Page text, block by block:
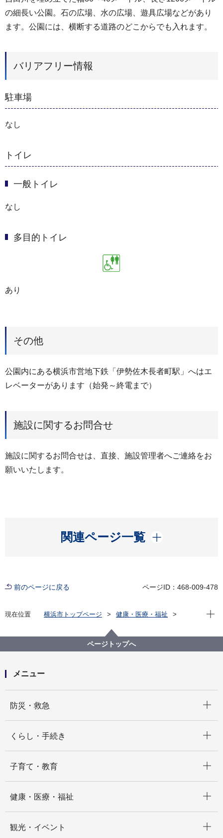
の細長い公園。石の広場、水の広場、遊具広場などがあり
ます。公園には、横断する道路のどこからでも入れます。
バリアフリー情報
駐車場
なし
トイレ
一般トイレ
なし
多目的トイレ
あり
その他
公園内にある横浜市営地下鉄「伊勢佐木長者町駅」へはエ
レベーターがあります（始発～終電まで）
施設に関するお問合せ
施設に関するお問合せは、直接、施設管理者へご連絡をお
願いいたします。
関連ページ一覧
開く
前のページに戻る ページID：468-009-478
現在位置 横浜市トップページ
健康・医療・福祉
市内公共施設等バリアフリー情報
大通り公園
現在
ページトップへ
メニュー
防災・救急
くらし・手続き
子育て・教育
健康・医療・福祉
観光・イベント